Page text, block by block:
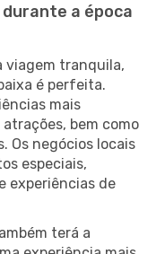
durante a época
viagem tranquila,
é perfeita.
mais
bem como
Os negócios locais
especiais,
experiências de
terá a